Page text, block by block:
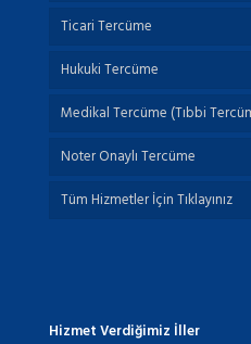
Ticari Tercüme
Hukuki Tercüme
Medikal Tercüme (Tıbbi
Noter Onaylı Tercüme
Tüm Hizmetler İçin Tıklayınız
Hizmet Verdiğimiz İller